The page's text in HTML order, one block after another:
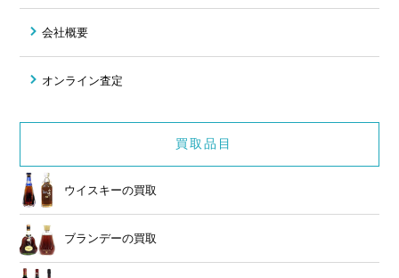
会社概要
オンライン査定
買取品目
ウイスキーの買取
ブランデーの買取